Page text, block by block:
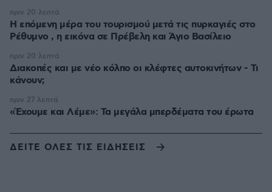
Η επόμενη μέρα του τουρισμού μετά τις πυρκαγιές στο
Ρέθυμνο , η εικόνα σε Πρέβελη και Άγιο Βασίλειο
πριν 20 λεπτά
Διακοπές και με νέο κόλπο οι κλέφτες αυτοκινήτων - Τι
κάνουν;
πριν 20 λεπτά
«Έχουμε και Λέμε»: Τα μεγάλα μπερδέματα του έρωτα
πριν 27 λεπτά
ΔΕΙΤΕ ΟΛΕΣ ΤΙΣ ΕΙΔΗΣΕΙΣ